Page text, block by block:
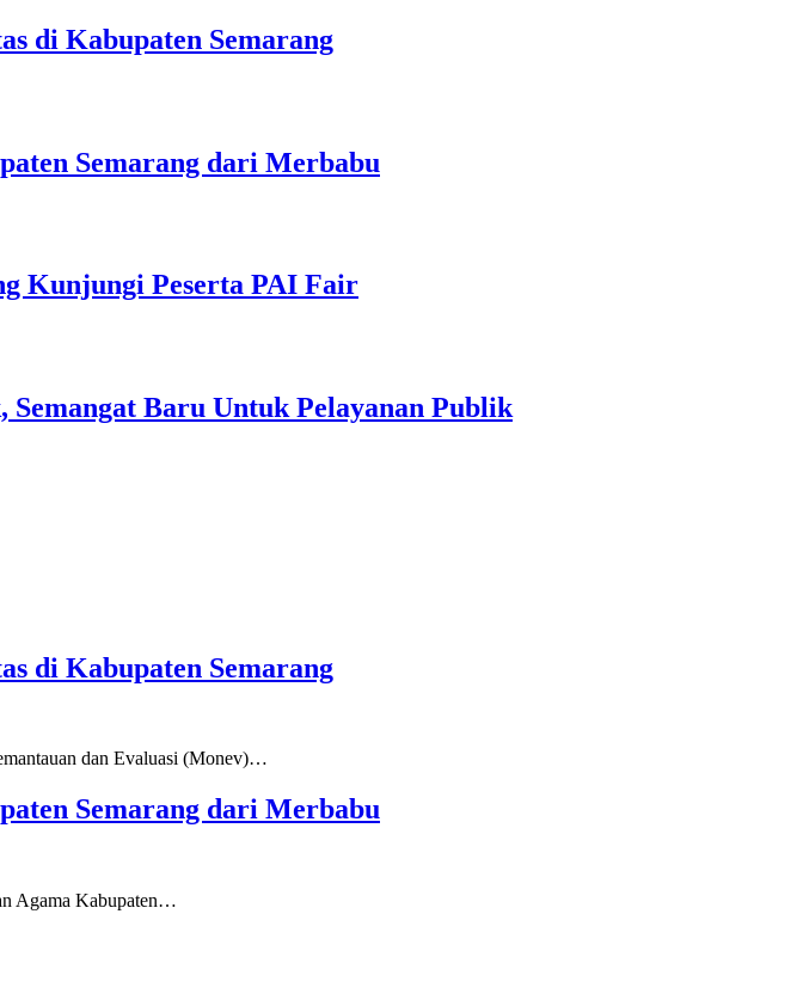
di Kabupaten Semarang
Semarang dari Merbabu
Kunjungi Peserta PAI Fair
Baru Untuk Pelayanan Publik
di Kabupaten Semarang
dan Evaluasi (Monev)…
Semarang dari Merbabu
Agama Kabupaten…